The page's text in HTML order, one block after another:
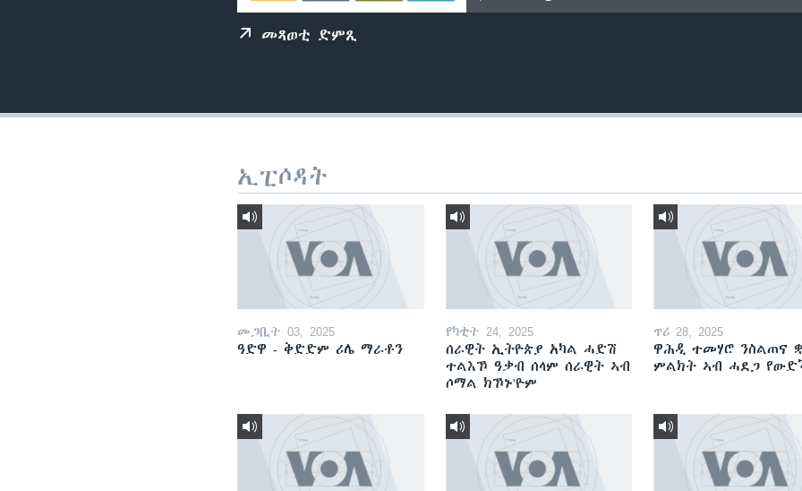
መጻወቲ ድምጺ
ኢፒሶዳት
መጋቢት 03, 2025
ዓድዋ - ቅድድም ሪሌ ማራቶን
የካቲት 24, 2025
ሰራዊት ኢትዮጵያ አካል ሓድሽ
ተልእኾ ዓቃብ ሰላም ሰራዊት ኣብ
ሶማል ክኾኑ'ዮም
ጥሪ 28, 2025
ዋሕዲ ተመሃሮ ንስልጠና
ምልክት ኣብ ሓደጋ